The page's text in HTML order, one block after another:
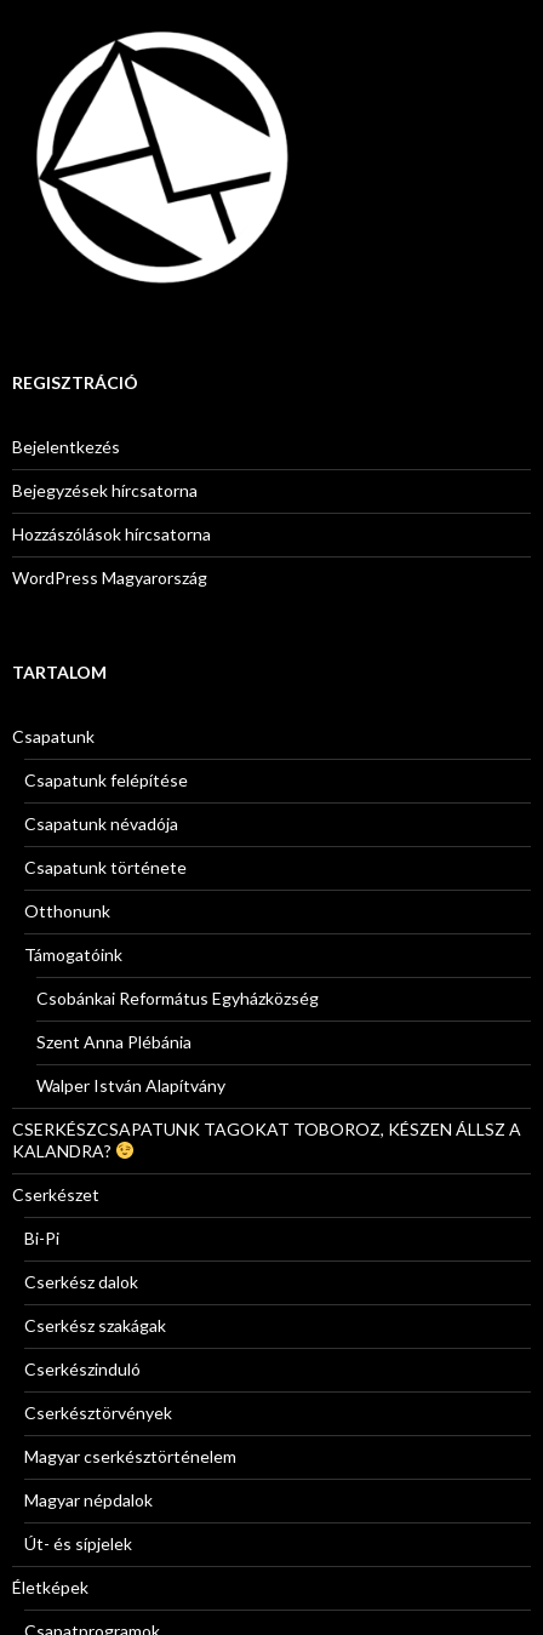
REGISZTRÁCIÓ
Bejelentkezés
Bejegyzések hírcsatorna
Hozzászólások hírcsatorna
WordPress Magyarország
TARTALOM
Csapatunk
Csapatunk felépítése
Csapatunk névadója
Csapatunk története
Otthonunk
Támogatóink
Csobánkai Református Egyházközség
Szent Anna Plébánia
Walper István Alapítvány
CSERKÉSZCSAPATUNK TAGOKAT TOBOROZ, KÉSZEN ÁLLSZ A
KALANDRA?
Cserkészet
Bi-Pi
Cserkész dalok
Cserkész szakágak
Cserkészinduló
Cserkésztörvények
Magyar cserkésztörténelem
Magyar népdalok
Út- és sípjelek
Életképek
Csapatprogramok